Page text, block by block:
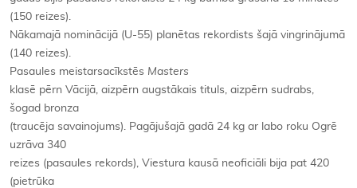
(150 reizes).
Nākamajā nominācijā (U-55) planētas rekordists šajā vingrinājumā
(140 reizes).
Pasaules meistarsacīkstēs Masters
klasē pērn Vācijā, aizpērn augstākais tituls, aizpērn sudrabs,
šogad bronza
(traucēja savainojums). Pagājušajā gadā 24 kg ar labo roku Ogrē
uzrāva 340
reizes (pasaules rekords), Viestura kausā neoficiāli bija pat 420
(pietrūka